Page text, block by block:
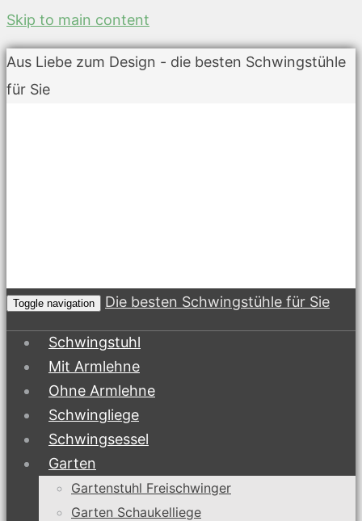
Skip to main content
Aus Liebe zum Design - die besten Schwingstühle
für Sie
Toggle navigation Die besten Schwingstühle für Sie
Schwingstuhl
Mit Armlehne
Ohne Armlehne
Schwingliege
Schwingsessel
Garten
Gartenstuhl Freischwinger
Garten Schaukelliege